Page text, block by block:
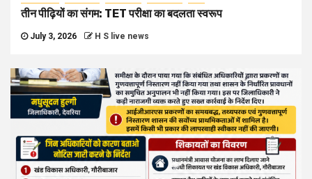
तीन पीढ़ियों का संगम: TET परीक्षा का बदलता स्वरूप
July 3, 2026 H S live news